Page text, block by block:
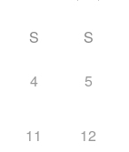
S S
4 5
11 12